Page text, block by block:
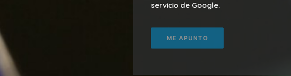
servicio de Google.